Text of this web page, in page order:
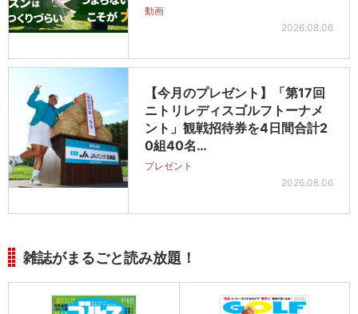
動画
2026.08.06
【今月のプレゼント】「第17回
ニトリレディスゴルフトーナメ
ント」観戦招待券を4日間合計2
0組40名…
プレゼント
2026.08.06
雑誌がまるごと読み放題！